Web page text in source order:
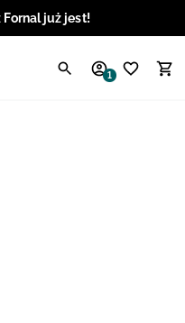
Fornal już jest!
1